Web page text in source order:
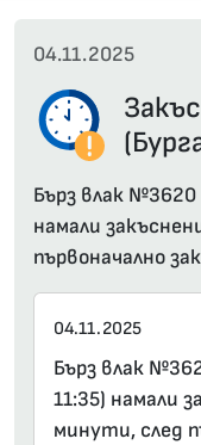
04.11.2025
Бърз влак №3620
намали
първоначално
04.11.2025
Бърз влак
11:35) намали
минути, след